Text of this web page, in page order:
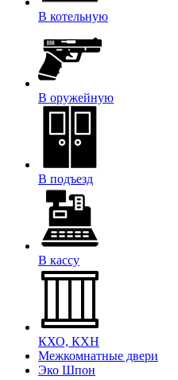
В котельную
В оружейную
В подъезд
В кассу
КХО, КХН
Межкомнатные двери
Эко Шпон